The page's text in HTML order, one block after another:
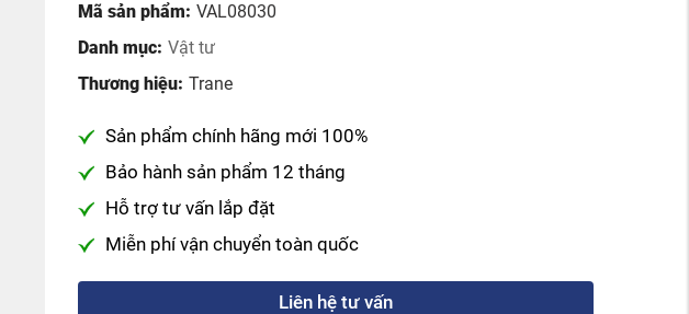
Mã sản phẩm: VAL08030
Danh mục: Vật tư
Thương hiệu: Trane
Sản phẩm chính hãng mới 100%
Bảo hành sản phẩm 12 tháng
Hỗ trợ tư vấn lắp đặt
Miễn phí vận chuyển toàn quốc
Liên hệ tư vấn